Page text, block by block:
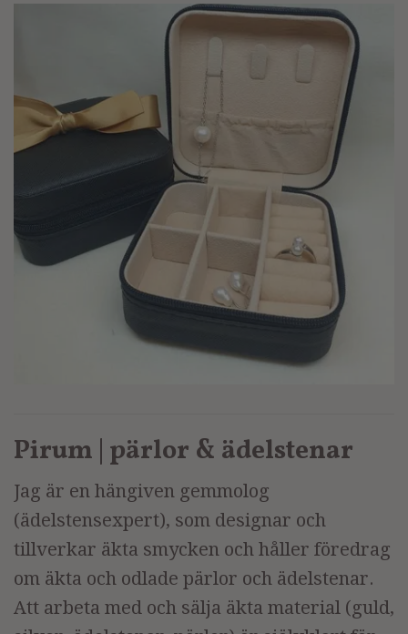
Pirum | pärlor & ädelstenar
Jag är en hängiven gemmolog
(ädelstensexpert), som designar och
tillverkar äkta smycken och håller föredrag
om äkta och odlade pärlor och ädelstenar.
Att arbeta med och sälja äkta material (guld,